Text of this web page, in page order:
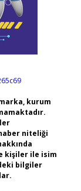
kurum
niteliği
kişiler ile isim
bilgiler